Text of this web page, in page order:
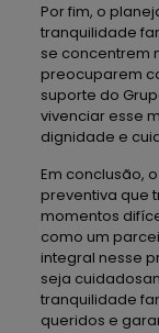
Por fim, o
tranquilidade
se concentrem
preocuparem
suporte do
vivenciar esse
dignidade e
Em conclusão,
preventiva que
momentos
como um
integral nesse
seja
tranquilidade
queridos e